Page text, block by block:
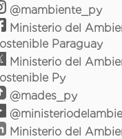
@mambiente_py
Ministerio del
Paraguay
Ministerio del
Py
@mades_py
Ministerio del